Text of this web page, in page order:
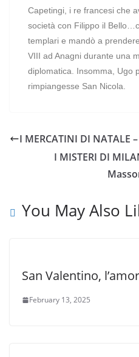
Capetingi, i re francesi che
società con Filippo il
templari e mandò a
VIII ad Anagni durante una
diplomatica.
Insomma, Ugo
rimpiangesse San Nicola.
I MERCATINI DI NATALE
I MISTERI DI
You May Also
San Valentino,
February 13, 2025